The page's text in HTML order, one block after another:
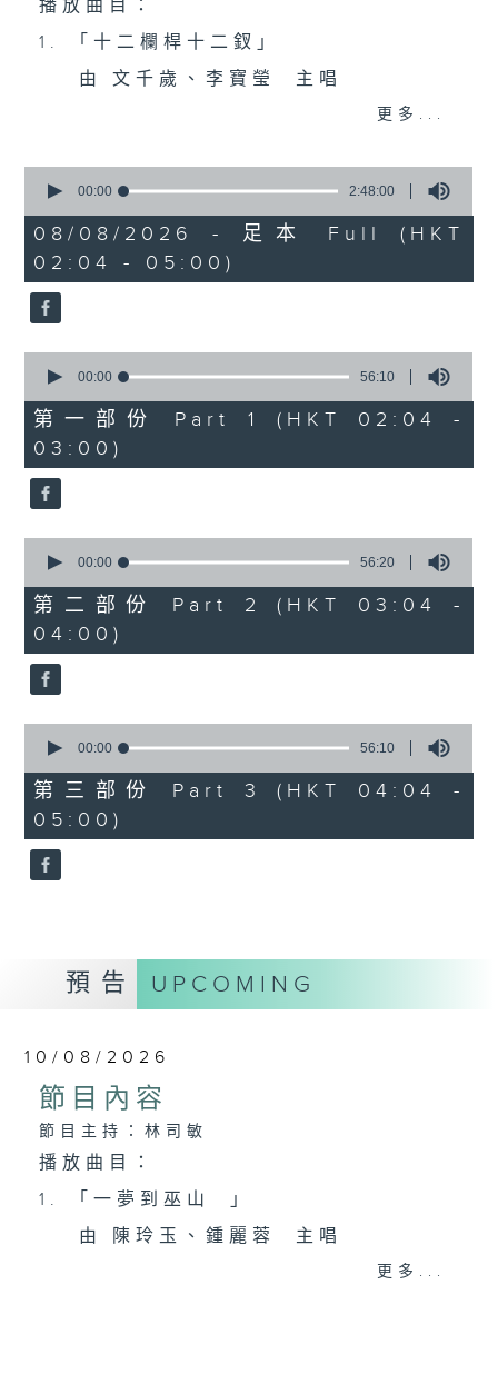
播放曲目：
1. 「十二欄桿十二釵」
由 文千歲、李寶瑩 主唱
由 黃麗冰 主唱
3. 「怡紅公子祭瀟湘之葬花」
由 蓋鳴暉、尹飛燕 主唱
4. 「火海君臣」
由 龍貫天、丁凡 主唱
5. 「鸞飄鳳更飄」
6. 「花落始逢君」
由 張月兒、伍木蘭 主唱
更多...
seconds
2
hours,
48
minutes,
0
seconds
00:00 2:48:00
08/08/2026 - 足本 Full (HKT
02:04 - 05:00)
seconds
56
minutes,
10
seconds
00:00 56:10
第一部份 Part 1 (HKT 02:04 -
03:00)
seconds
56
minutes,
20
seconds
00:00 56:20
第二部份 Part 2 (HKT 03:04 -
04:00)
seconds
56
minutes,
10
seconds
00:00 56:10
第三部份 Part 3 (HKT 04:04 -
05:00)
預告 UPCOMING
10/08/2026
節目內容
節目主持：林司敏
播放曲目：
1. 「一夢到巫山 」
由 陳玲玉、鍾麗蓉 主唱
更多...